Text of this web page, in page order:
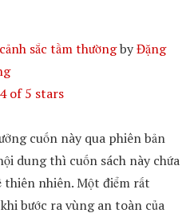
sắc tầm thườngbyĐặng
4 of 5 stars
cuốn này qua phiên bản
dung thì cuốn sách này chứa
thiên nhiên. Một điểm rất
bước ra vùng an toàn của